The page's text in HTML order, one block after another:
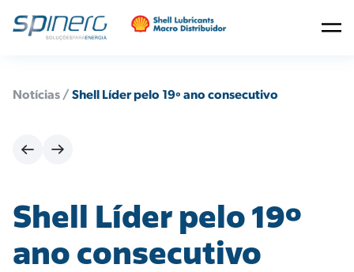
Notícias / Shell Líder pelo 19º ano consecutivo
Shell Líder pelo 19º
ano consecutivo